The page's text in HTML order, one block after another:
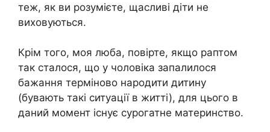
теж, як ви розумієте, щасливі діти не
виховуються.
Крім того, моя люба, повірте, якщо раптом
так сталося, що у чоловіка запалилося
бажання терміново народити дитину
(бувають такі ситуації в житті), для цього в
даний момент існує сурогатне материнство.